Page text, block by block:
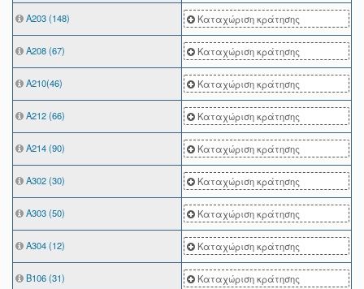
Α203 (148) Καταχώριση κράτησης
Α208 (67) Καταχώριση κράτησης
Α210(46) Καταχώριση κράτησης
Α212 (66) Καταχώριση κράτησης
Α214 (90) Καταχώριση κράτησης
Α302 (30) Καταχώριση κράτησης
Α303 (50) Καταχώριση κράτησης
Α304 (12) Καταχώριση κράτησης
Β106 (31) Καταχώριση κράτησης